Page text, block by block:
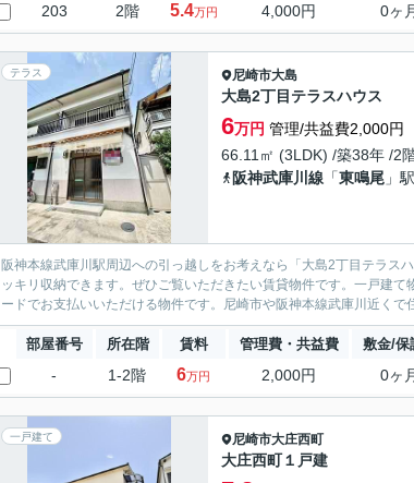
203 2階 5.4万円 4,000円 0ヶ
テラス 尼崎市大島
大島2丁目テラスハウス
6万円 管理/共益費2,000円
66.11㎡ (3LDK) /築38年 /2
阪神武庫川線 「東鳴尾 」
阪神本線武庫川駅周辺への引っ越しをお考えなら「大島2丁目テラス
ッキリ収納できます。ぜひご覧いただきたい賃貸物件です。一戸建
ードでお支払いいただける物件です。尼崎市や阪神本線武庫川近く
部屋番号 所在階 賃料 管理費・共益費 敷金/保
- 1-2階 6万円 2,000円 0ヶ
一戸建て 尼崎市大庄西町
大庄西町１戸建